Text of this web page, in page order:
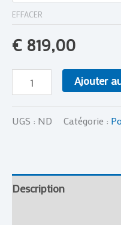
EFFACER
€ 819,00
Ajouter
UGS : ND Catégorie :
Description